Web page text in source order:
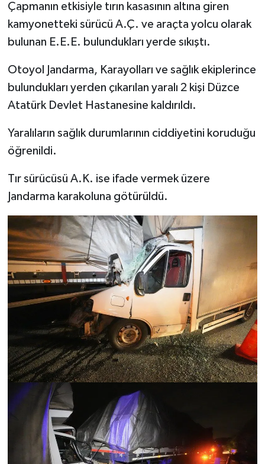
Çapmanın etkisiyle tırın kasasının altına giren
kamyonetteki sürücü A.Ç. ve araçta yolcu olarak
bulunan E.E.E. bulundukları yerde sıkıştı.
Otoyol Jandarma, Karayolları ve sağlık ekiplerince
bulundukları yerden çıkarılan yaralı 2 kişi Düzce
Atatürk Devlet Hastanesine kaldırıldı.
Yaralıların sağlık durumlarının ciddiyetini koruduğu
öğrenildi.
Tır sürücüsü A.K. ise ifade vermek üzere
Jandarma karakoluna götürüldü.